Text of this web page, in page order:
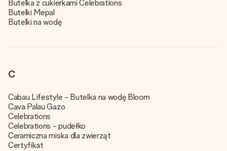
Butelka z cukierkami Celebrations
Butelki Mepal
Butelki na wodę
C
Cabau Lifestyle - Butelka na wodę Bloom
Cava Palau Gazo
Celebrations
Celebrations - pudełko
Ceramiczna miska dla zwierząt
Certyfikat